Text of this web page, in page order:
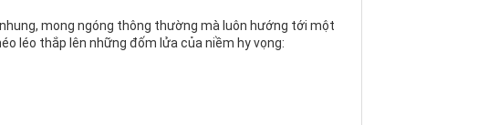
mong ngóng thông thường mà luôn hướng tới một
léo thắp lên những đốm lửa của niềm hy vọng: